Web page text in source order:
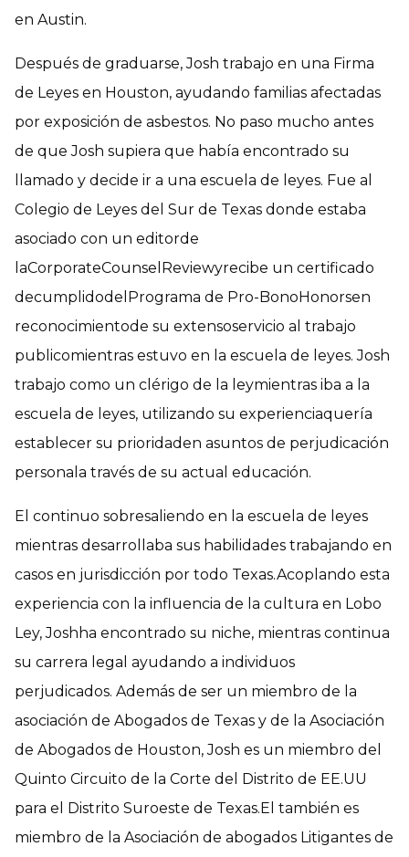
en Austin.
Después de graduarse, Josh trabajo en una Firma
de Leyes en Houston, ayudando familias afectadas
por exposición de asbestos. No paso mucho antes
de que Josh supiera que había encontrado su
llamado y decide ir a una escuela de leyes. Fue al
Colegio de Leyes del Sur de Texas donde estaba
asociado con un editorde
laCorporateCounselReviewyrecibe un certificado
decumplidodelPrograma de Pro-BonoHonorsen
reconocimientode su extensoservicio al trabajo
publicomientras estuvo en la escuela de leyes. Josh
trabajo como un clérigo de la leymientras iba a la
escuela de leyes, utilizando su experienciaquería
establecer su prioridaden asuntos de perjudicación
personala través de su actual educación.
El continuo sobresaliendo en la escuela de leyes
mientras desarrollaba sus habilidades trabajando en
casos en jurisdicción por todo Texas.Acoplando esta
experiencia con la influencia de la cultura en Lobo
Ley, Joshha encontrado su niche, mientras continua
su carrera legal ayudando a individuos
perjudicados. Además de ser un miembro de la
asociación de Abogados de Texas y de la Asociación
de Abogados de Houston, Josh es un miembro del
Quinto Circuito de la Corte del Distrito de EE.UU
para el Distrito Suroeste de Texas.El también es
miembro de la Asociación de abogados Litigantes de